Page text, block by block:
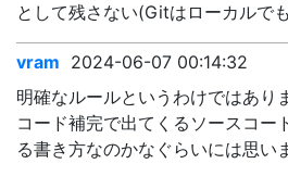
として残さない(Gitはローカルで
vram 2024-06-07 00:14:32
明確なルールというわけではあり
コード補完で出てくるソースコー
る書き方なのかなぐらいには思い